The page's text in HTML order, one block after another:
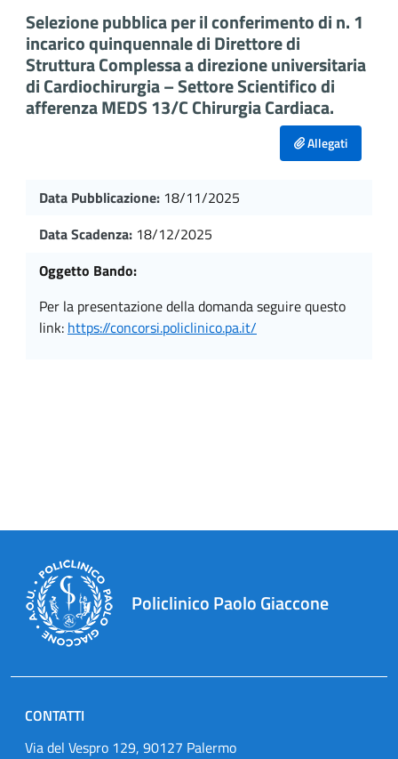
Selezione pubblica per il conferimento di n. 1
incarico quinquennale di Direttore di
Struttura Complessa a direzione universitaria
di Cardiochirurgia – Settore Scientifico di
afferenza MEDS 13/C Chirurgia Cardiaca.
Allegati
Data Pubblicazione: 18/11/2025
Data Scadenza: 18/12/2025
Oggetto Bando:
per la presentazione della domanda seguire questo
link: https://concorsi.policlinico.pa.it/
Policlinico Paolo Giaccone
CONTATTI
Via del Vespro 129, 90127 Palermo